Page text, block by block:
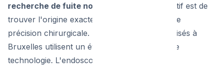
recherche de fuite non destructive
. L'objectif est de
trouver l'origine exacte du problème avec une
précision chirurgicale. Les techniciens spécialisés à
Bruxelles utilisent un éventail d'outils de haute
technologie. L'endoscopie permet d'inspecter